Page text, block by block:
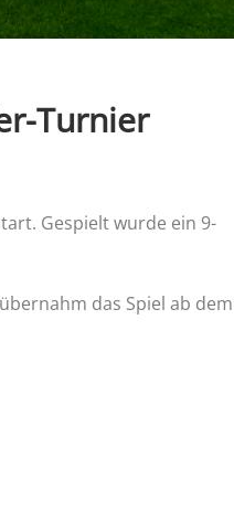
Turnier
Gespielt wurde ein 9-
das Spiel ab dem